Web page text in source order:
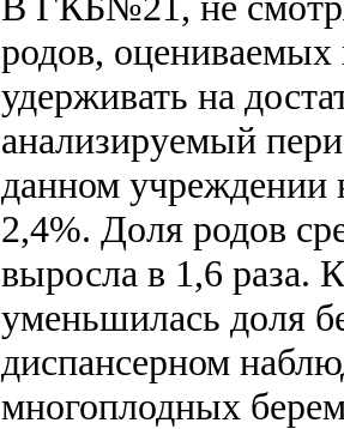
родов, оцениваемых
удерживать на
анализируемый
данном учреждении
2,4%. Доля родов
выросла в 1,6 раза.
уменьшилась доля
диспансерном
многоплодных